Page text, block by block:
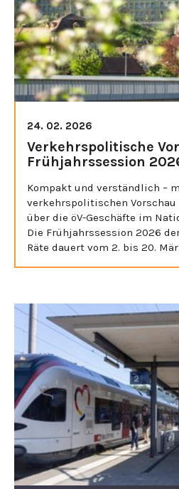
24. 02. 2026
Verkehrspolitische
Frühjahrssession
Kompakt und verständlich –
verkehrspolitischen
über die öV-Geschäfte im
Die Frühjahrssession 2026
Räte dauert vom 2. bis 20.